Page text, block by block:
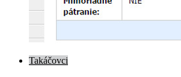
Takáčovci